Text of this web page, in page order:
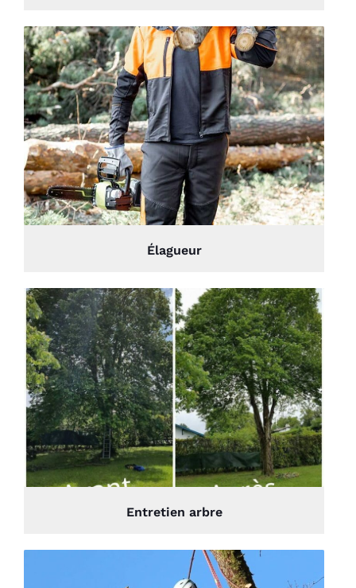
Élagueur
Entretien arbre